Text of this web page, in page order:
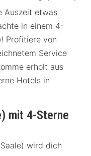
Auszeit etwas
in einem 4-
Profitiere von
Service
erholt aus
Hotels in
mit 4-Sterne
wird dich